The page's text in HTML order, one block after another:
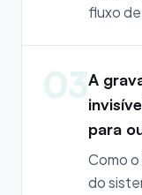
fluxo
03A
para
Como
do